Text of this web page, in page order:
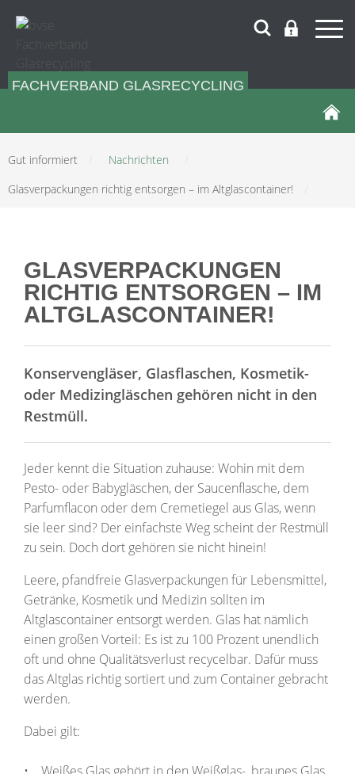
FACHVERBAND GLASRECYCLING
Gut informiert Nachrichten
Glasverpackungen richtig entsorgen – im Altglascontainer!
GLASVERPACKUNGEN
RICHTIG ENTSORGEN – IM
ALTGLASCONTAINER!
Konservengläser, Glasflaschen, Kosmetik-
oder Medizingläschen gehören nicht in den
Restmüll.
Jeder kennt die Situation zuhause: Wohin mit dem
Pesto- oder Babygläschen, der Saucenflasche, dem
Parfumflacon oder dem Cremetiegel aus Glas, wenn
sie leer sind? Der einfachste Weg scheint der Restmüll
zu sein. Doch dort gehören sie nicht hinein!
Leere, pfandfreie Glasverpackungen für Lebensmittel,
Getränke, Kosmetik und Medizin sollten im
Altglascontainer entsorgt werden. Glas hat nämlich
einen großen Vorteil: Es ist zu 100 Prozent unendlich
oft und ohne Qualitätsverlust recycelbar. Dafür muss
das Altglas richtig sortiert und zum Container gebracht
werden.
Dabei gilt: